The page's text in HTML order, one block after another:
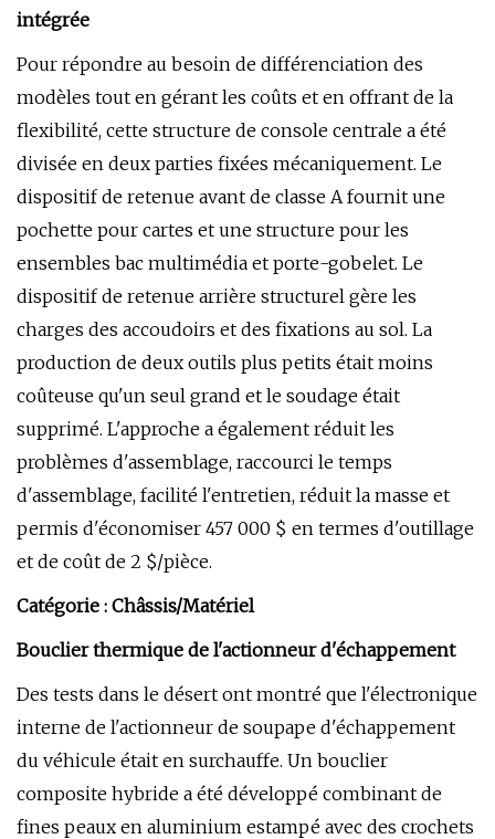
intégrée
Pour répondre au besoin de différenciation des
modèles tout en gérant les coûts et en offrant de la
flexibilité, cette structure de console centrale a été
divisée en deux parties fixées mécaniquement. Le
dispositif de retenue avant de classe A fournit une
pochette pour cartes et une structure pour les
ensembles bac multimédia et porte-gobelet. Le
dispositif de retenue arrière structurel gère les
charges des accoudoirs et des fixations au sol. La
production de deux outils plus petits était moins
coûteuse qu'un seul grand et le soudage était
supprimé. L'approche a également réduit les
problèmes d'assemblage, raccourci le temps
d'assemblage, facilité l'entretien, réduit la masse et
permis d'économiser 457 000 $ en termes d'outillage
et de coût de 2 $/pièce.
Catégorie : Châssis/Matériel
Bouclier thermique de l'actionneur d'échappement
Des tests dans le désert ont montré que l'électronique
interne de l'actionneur de soupape d'échappement
du véhicule était en surchauffe. Un bouclier
composite hybride a été développé combinant de
fines peaux en aluminium estampé avec des crochets